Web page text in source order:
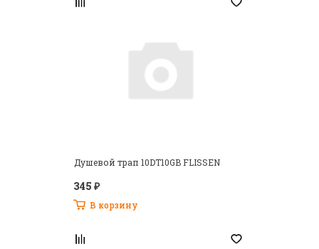
Душевой трап 10DT10GB FLISSEN
345 ₽
В корзину